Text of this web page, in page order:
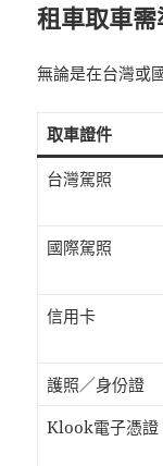
租車取車
無論是在台灣或
取車證件
台灣駕照
國際駕照
信用卡
護照／身份證
Klook電子憑證